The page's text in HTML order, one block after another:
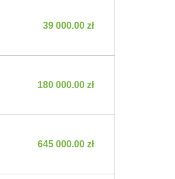
39 000.00 zł
180 000.00 zł
645 000.00 zł